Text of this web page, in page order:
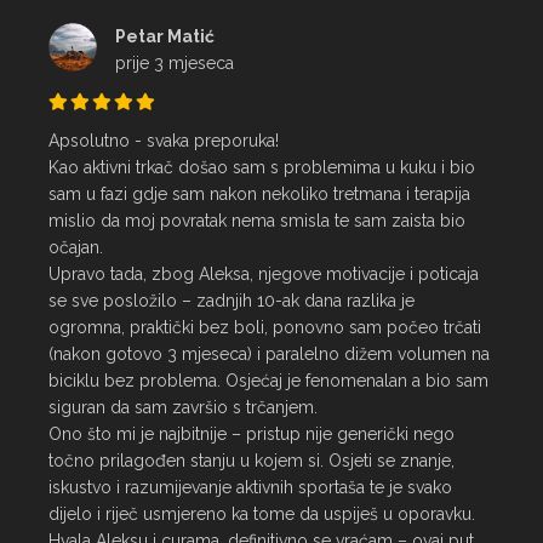
Petar Matić
prije 3 mjeseca
Apsolutno - svaka preporuka!
Kao aktivni trkač došao sam s problemima u kuku i bio
sam u fazi gdje sam nakon nekoliko tretmana i terapija
mislio da moj povratak nema smisla te sam zaista bio
očajan.
Upravo tada, zbog Aleksa, njegove motivacije i poticaja
se sve posložilo – zadnjih 10-ak dana razlika je
ogromna, praktički bez boli, ponovno sam počeo trčati
(nakon gotovo 3 mjeseca) i paralelno dižem volumen na
biciklu bez problema. Osjećaj je fenomenalan a bio sam
siguran da sam završio s trčanjem.
Ono što mi je najbitnije – pristup nije generički nego
točno prilagođen stanju u kojem si. Osjeti se znanje,
iskustvo i razumijevanje aktivnih sportaša te je svako
dijelo i riječ usmjereno ka tome da uspiješ u oporavku.